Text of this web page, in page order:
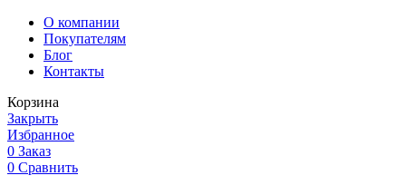
О компании
Покупателям
Блог
Контакты
Корзина
Закрыть
Избранное
0 Заказ
0 Сравнить